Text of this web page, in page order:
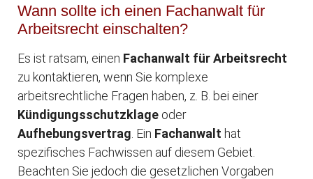
Wann sollte ich einen Fachanwalt für
Arbeitsrecht einschalten?
Es ist ratsam, einen Fachanwalt für Arbeitsrecht
zu kontaktieren, wenn Sie komplexe
arbeitsrechtliche Fragen haben, z. B. bei einer
Kündigungsschutzklage oder
Aufhebungsvertrag . Ein Fachanwalt hat
spezifisches Fachwissen auf diesem Gebiet.
Beachten Sie jedoch die gesetzlichen Vorgaben